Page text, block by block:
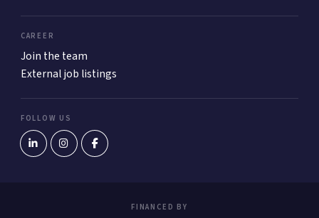
CAREER
Join the team
External job listings
FOLLOW US
FINANCED BY